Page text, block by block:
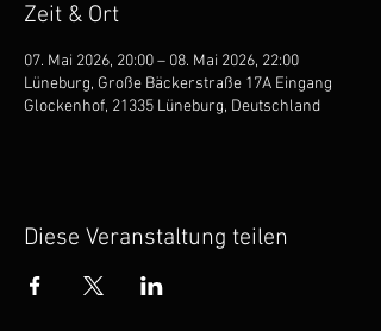
Zeit & Ort
07. Mai 2026, 20:00 – 08. Mai 2026, 22:00
Lüneburg, Große Bäckerstraße 17A Eingang
Glockenhof, 21335 Lüneburg, Deutschland
Diese Veranstaltung teilen